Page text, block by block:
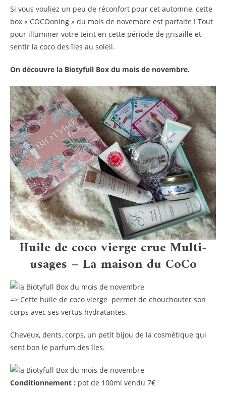
Si vous vouliez un peu de réconfort pour cet automne, cette
box « COCOoning » du mois de novembre est parfaite ! Tout
pour illuminer votre teint en cette période de grisaille et
sentir la coco des îles au soleil.
On découvre la Biotyfull Box du mois de novembre.
Huile de coco vierge crue Multi-
usages – La maison du CoCo
=> Cette huile de coco vierge permet de chouchouter son
corps avec ses vertus hydratantes.
Cheveux, dents, corps, un petit bijou de la cosmétique qui
sent bon le parfum des îles.
Conditionnement : pot de 100ml vendu 7€